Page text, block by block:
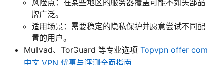
风险点：在某些地区的服务器覆盖可能不如头部品
牌广泛。
适用场景：需要稳定的隐私保护并愿意尝试不同配
置的用户。
Mullvad、TorGuard 等专业选项 Topvpn offer com
中文 VPN 优惠与评测全面指南